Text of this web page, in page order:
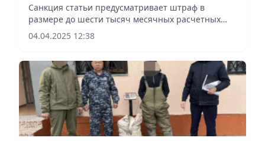
Санкция статьи предусматривает штраф в
размере до шести тысяч месячных расчетных
показателей, исправительные работы в том же
размере, сообщает Vecher.kz.
04.04.2025 12:38